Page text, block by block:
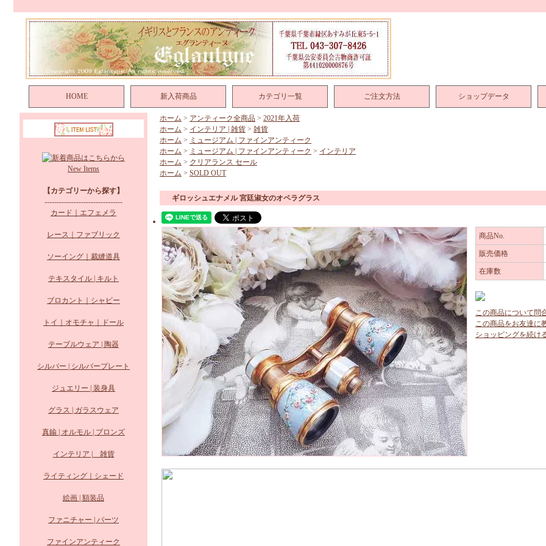
HOME 新入荷商品 カテゴリ一覧 ご注文方法 ショップデータ
New Items
【カテゴリーから探す】
--------------------------------
カード｜エフェメラ
レース｜ファブリック
ソーイング｜裁縫道具
テキスタイル | キルト
ブロカント｜シャビー
トイ｜オモチャ｜ドール
テーブルウェア | 陶器
シルバー | シルバープレート
ジュエリー | 装身具
グラス | ガラスウェア
真鍮 | オルモル | ブロンズ
インテリア | 雑貨
ライティング｜シェード
絵画 | 額装品
ファニチャー | パーツ
ファインアンティーク
ホーム > アンティーク全商品 > 2021年入荷
ホーム > インテリア | 雑貨 > 雑貨
ホーム > ミュージアム | ファインアンティーク
ホーム > ミュージアム | ファインアンティーク > インテリア
ホーム > クリアランス セール
ホーム > SOLD OUT
ギロッシュエナメル 宮廷淑女のオペラグラス
商品No.
販売価格
在庫数
この商品について問
この商品をお友達に
ショッピングを続け